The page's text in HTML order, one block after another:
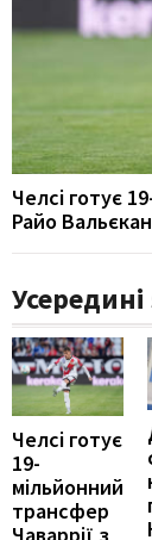
Челсі готує
Райо
Челсі готує
19-
мільйонний
трансфер